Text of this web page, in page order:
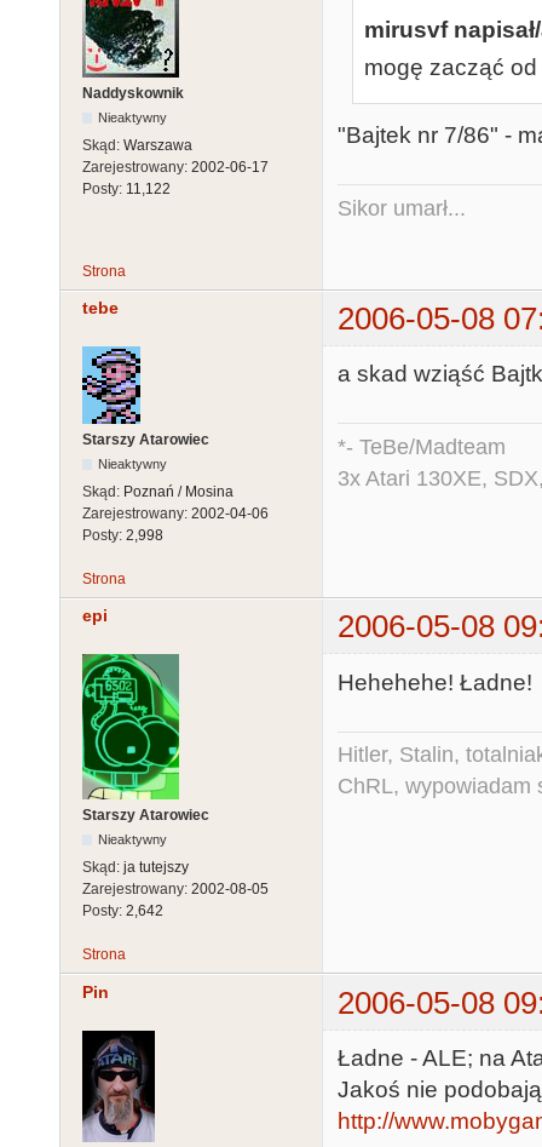
Naddyskownik
Nieaktywny
Skąd: Warszawa
Zarejestrowany: 2002-06-17
Posty: 11,122
mirusvf
mogę zacząć
"Bajtek nr 7/86" -
Sikor umarł...
Strona
tebe 2006-05-08
Starszy Atarowiec
Nieaktywny
Skąd: Poznań / Mosina
Zarejestrowany: 2002-04-06
Posty: 2,998
a skad wziąść
*- TeBe/Madteam
3x Atari 130XE,
Strona
epi 2006-05-08
Starszy Atarowiec
Nieaktywny
Skąd: ja tutejszy
Zarejestrowany: 2002-08-05
Posty: 2,642
Hehehehe! Ładne!
Hitler, Stalin,
ChRL, wypowiadam
Strona
Pin 2006-05-08
Ładne - ALE; na
Jakoś nie
http://